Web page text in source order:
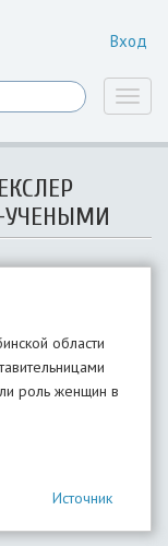
Вход
УЧЕНЫМИ
области
роль женщин в
Источник